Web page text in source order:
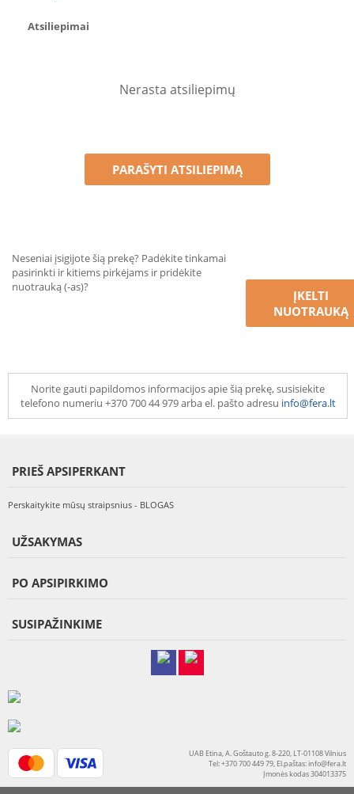
Atsiliepimai
Nerasta atsiliepimų
PARAŠYTI ATSILIEPIMĄ
Neseniai įsigijote šią prekę? Padėkite tinkamai
pasirinkti ir kitiems pirkėjams ir pridėkite
nuotrauką (-as)?
ĮKELTI
NUOTRAUKĄ
Norite gauti papildomos informacijos apie šią prekę, susisiekite
telefono numeriu +370 700 44 979 arba el. pašto adresu info@fera.lt
PRIEŠ APSIPERKANT
Perskaitykite mūsų straipsnius - BLOGAS
UŽSAKYMAS
PO APSIPIRKIMO
SUSIPAŽINKIME
UAB Etina, A. Goštauto g. 8-220, LT-01108 Vilnius
Tel: +370 700 449 79, El.paštas:info@fera.lt
Įmonės kodas 304013375